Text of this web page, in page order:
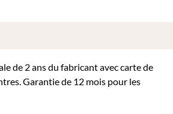
de 2 ans du fabricant avec carte de
Garantie de 12 mois pour les